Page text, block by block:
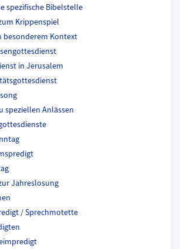
spezifische Bibelstelle
Krippenspiel
besonderem Kontext
in Jerusalem
speziellen Anlässen
Jahreslosung
/ Sprechmotette